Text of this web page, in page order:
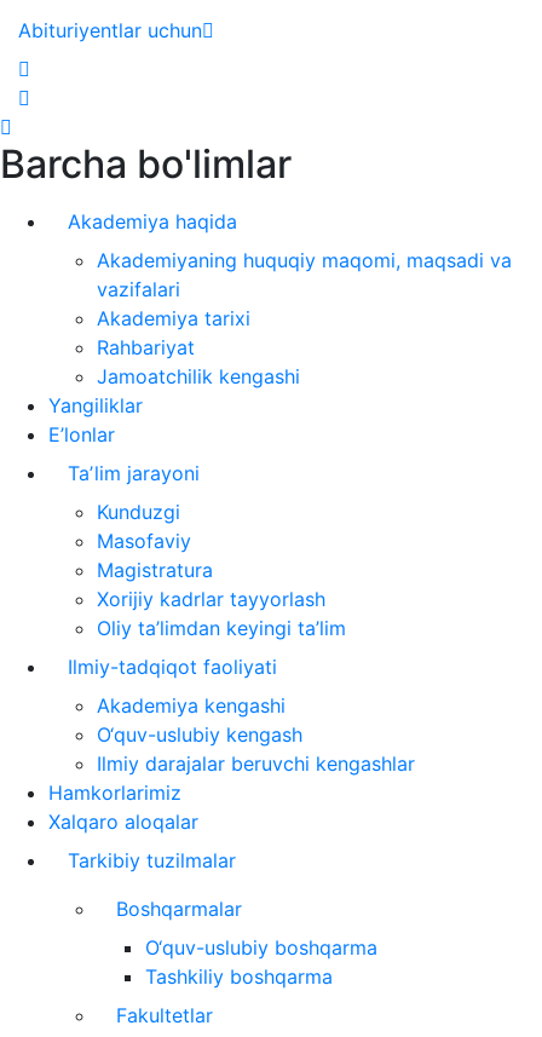
Abituriyentlar uchun
Barcha bo'limlar
Akademiya haqida
Akademiyaning huquqiy maqomi, maqsadi va
vazifalari
Akademiya tarixi
Rahbariyat
Jamoatchilik kengashi
Yangiliklar
E’lonlar
Taʼlim jarayoni
Kunduzgi
Masofaviy
Magistratura
Xorijiy kadrlar tayyorlash
Oliy ta’limdan keyingi ta’lim
Ilmiy-tadqiqot faoliyati
Akademiya kengashi
O‘quv-uslubiy kengash
Ilmiy darajalar beruvchi kengashlar
Hamkorlarimiz
Xalqaro aloqalar
Tarkibiy tuzilmalar
Boshqarmalar
O‘quv-uslubiy boshqarma
Tashkiliy boshqarma
Fakultetlar